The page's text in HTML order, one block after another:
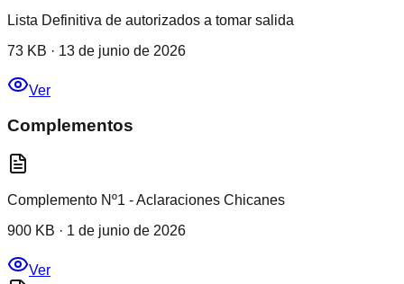
Lista Definitiva de autorizados a tomar salida
73 KB · 13 de junio de 2026
Ver
Complementos
Complemento Nº1 - Aclaraciones Chicanes
900 KB · 1 de junio de 2026
Ver